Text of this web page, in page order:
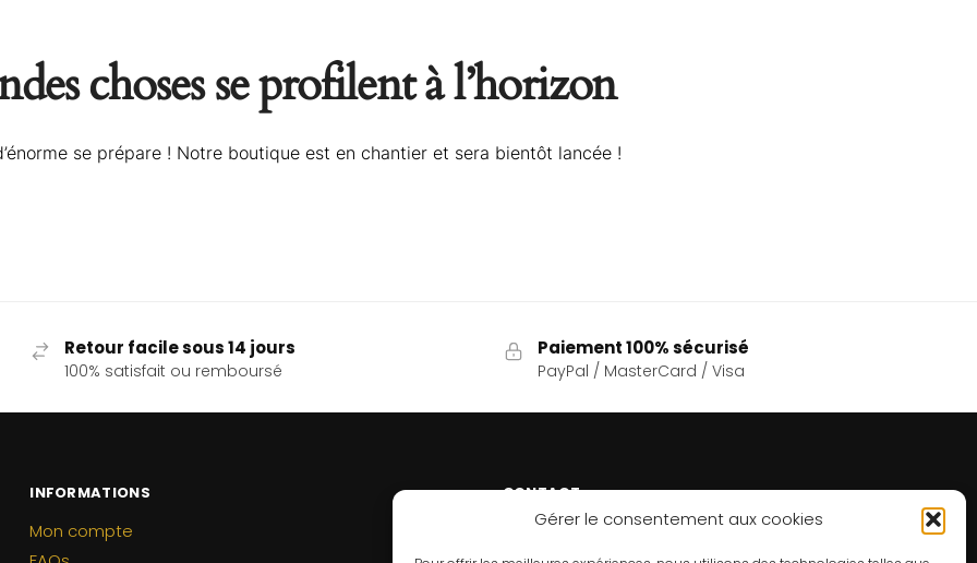
Gérer le consentement aux cookies
choses se profilent à l’horizon
se prépare ! Notre boutique est en chantier et sera bientôt lancée !
Retour facile sous 14 jours
100% satisfait ou remboursé
Paiement 100% sécurisé
PayPal / MasterCard / Visa
INFORMATIONS
Mon compte
CONTACT
Un problème ? Une question ? Le Refuge du Sorcier™
est à votre disposition 7j/7 et 24h/24.